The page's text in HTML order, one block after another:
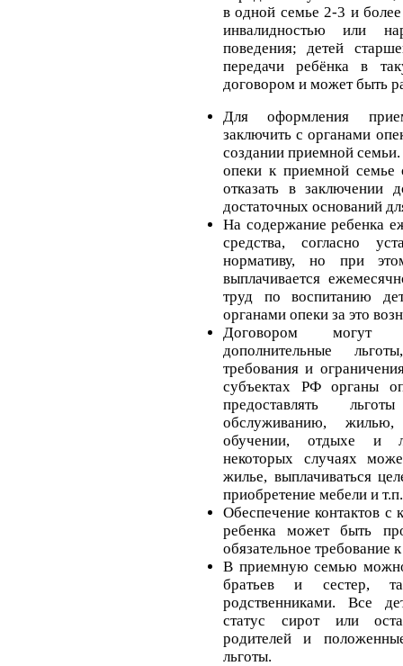
в одной семье 2-3 и
инвалидностью или
поведения; детей
передачи ребёнка в
договором и может быть
Для оформления
заключить с органами
создании приемной
опеки к приемной семье
отказать в заключении
достаточных оснований
На содержание ребенка
средства, согласно
нормативу, но при
выплачивается
труд по воспитанию
органами опеки за это
Договором могут
дополнительные
требования и
субъектах РФ органы
предоставлять
обслуживанию,
обучении, отдыхе и
некоторых случаях
жилье, выплачиваться
приобретение мебели и т.п.
Обеспечение контактов с
ребенка может быть
обязательное
В приемную семью
братьев и сестер,
родственниками. Все
статус сирот или
родителей и
льготы.